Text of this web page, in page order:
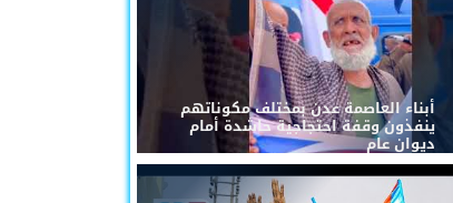
أبناء العاصمة عدن بمختلف مكوناتهم
ينفذون وقفة احتجاجية حاشدة أمام
ديوان عام